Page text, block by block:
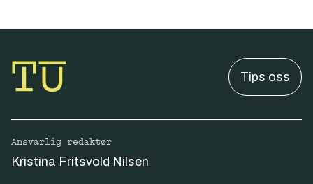
Tips oss
Ansvarlig redaktør
Kristina Fritsvold Nilsen